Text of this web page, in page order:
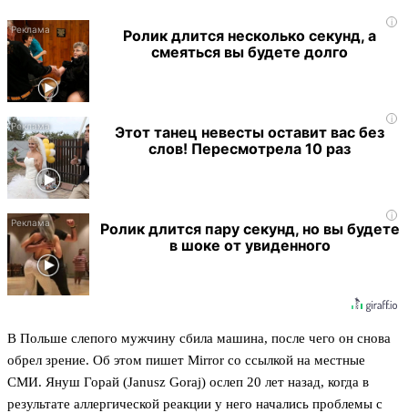
i
Ролик длится несколько секунд, а
смеяться вы будете долго
i
Этот танец невесты оставит вас без
слов! Пересмотрела 10 раз
i
Ролик длится пару секунд, но вы будете
в шоке от увиденного
В Польше слепого мужчину сбила машина, после чего он снова
обрел зрение. Об этом пишет Mirror со ссылкой на местные
СМИ. Януш Горай (Janusz Goraj) ослеп 20 лет назад, когда в
результате аллергической реакции у него начались проблемы с